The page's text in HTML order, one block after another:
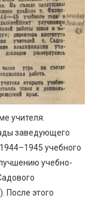
учителя.
заведующего
учебного
учебно-
После этого